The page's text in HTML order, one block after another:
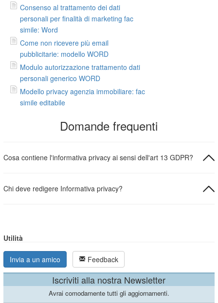
Consenso al trattamento dei dati
personali per finalità di marketing fac
simile: Word
Come non ricevere più email
pubblicitarie: modello WORD
Modulo autorizzazione trattamento dati
personali generico WORD
Modello privacy agenzia immobiliare: fac
simile editabile
Domande frequenti
Cosa contiene l'informativa privacy ai sensi dell'art 13 GDPR?
Chi deve redigere Informativa privacy?
Utilità
Invia a un amico Feedback
Iscriviti alla nostra Newsletter
Avrai comodamente tutti gli aggiornamenti.